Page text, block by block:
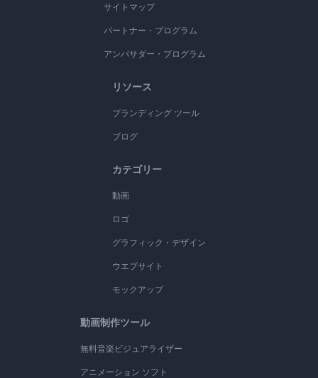
サイトマップ
パートナー・プログラム
アンバサダー・プログラム
リソース
ブランディング ツール
ブログ
カテゴリー
動画
ロゴ
グラフィック・デザイン
ウエブサイト
モックアップ
動画制作ツール
無料音楽ビジュアライザー
アニメーション ソフト